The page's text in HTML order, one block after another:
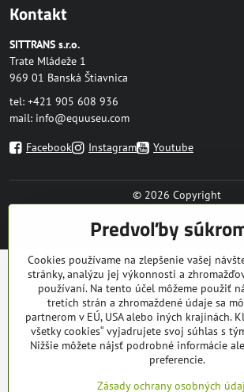
Kontakt
SITTRANS s.r.o.
Trate Mládeže 1
969 01 Banská Štiavnica
tel: +421 905 608 936
mail: info@equuseu.com
Facebook Instagram Youtube
© 2026 Copyright
Vytvorené pomocou:
Predvoľby
Cookies používame na zlepšenie vašej
stránky, analýzu jej výkonnosti a
používaní. Na tento účel môžeme použiť
tretích strán a zhromaždené údaje sa
partnerom v EÚ, USA alebo iných krajinách.
všetky cookies“ vyjadrujete svoj súhlas s
Nižšie môžete nájsť podrobné informácie
preferencie.
Zásady ochrany osobných